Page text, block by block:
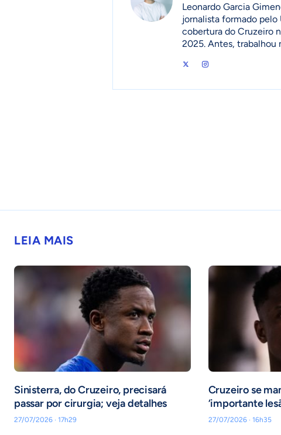
Leonardo Garcia
jornalista formado
cobertura do Cruzeiro
2025. Antes, trabalhou
LEIA MAIS
Sinisterra, do Cruzeiro, precisará
passar por cirurgia; veja detalhes
27/07/2026 · 17h29
Cruzeiro se
‘importante
27/07/2026 · 16h35